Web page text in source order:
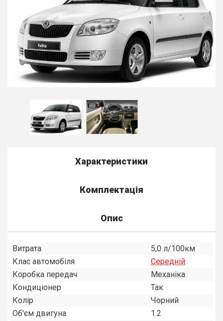
Характеристики
Комплектація
Опис
Витрата
5,0 л/100км
Клас автомобіля
Середнiй
Коробка передач
Механiка
Кондиціонер
Так
Колір
Чорний
Об'єм двигуна
1.2